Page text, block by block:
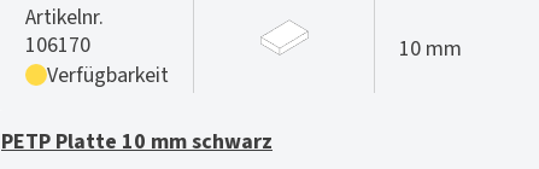
Artikelnr.
106170
Verfügbarkeit
10 mm
PETP Platte 10 mm schwarz